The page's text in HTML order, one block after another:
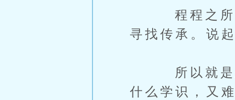
程程之所以
寻找传承。说
所以就是恶
什么学识，又